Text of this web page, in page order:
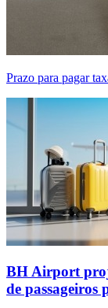
Prazo para pagar
BH Airport
de passageiros